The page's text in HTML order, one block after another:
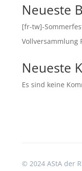
Neueste
[fr-tw]-
Vollversammlung
Neueste
Es sind keine
© 2024 AStA der